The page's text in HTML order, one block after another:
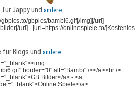
für Jappy und andere:
für Blogs und andere: